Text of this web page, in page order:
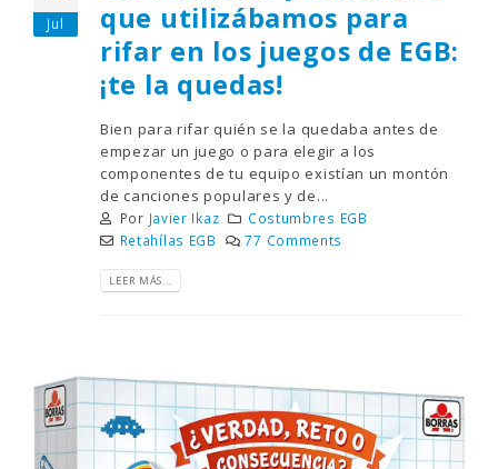
Jul
que utilizábamos para
rifar en los juegos de EGB:
¡te la quedas!
Bien para rifar quién se la quedaba antes de
empezar un juego o para elegir a los
componentes de tu equipo existían un montón
de canciones populares y de...
Por Javier Ikaz
Costumbres EGB
Retahílas EGB
77 Comments
LEER MÁS...